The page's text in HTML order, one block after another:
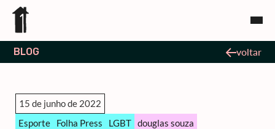
BLOG voltar
15 de junho de 2022
Esporte
Folha Press LGBT douglas souza